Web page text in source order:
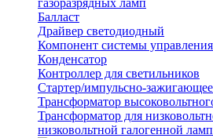
газоразрядных ламп
Балласт
Драйвер светодиодный
Компонент системы
Конденсатор
Контроллер для светильников
Стартер/импульсно-
Трансформатор
Трансформатор для
низковольтной галогенной